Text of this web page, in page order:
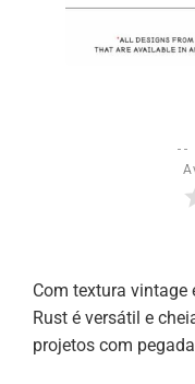
Com textura vintage
Rust é versátil e
projetos com